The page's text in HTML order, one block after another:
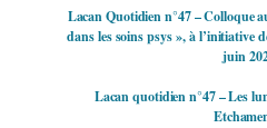
Lacan Quotidien n°47 – Colloque
dans les soins psys », à l’initiative
juin
Lacan quotidien n°47 – Les